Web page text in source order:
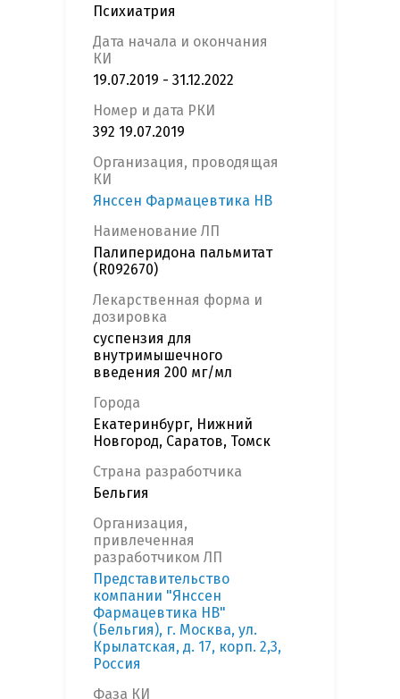
Психиатрия
Дата начала и окончания
КИ
19.07.2019 - 31.12.2022
Номер и дата РКИ
392 19.07.2019
Организация, проводящая
КИ
Янссен Фармацевтика НВ
Наименование ЛП
Палиперидона пальмитат
(R092670)
Лекарственная форма и
дозировка
суспензия для
внутримышечного
введения 200 мг/мл
Города
Екатеринбург, Нижний
Новгород, Саратов, Томск
Страна разработчика
Бельгия
Организация,
привлеченная
разработчиком ЛП
Представительство
компании "Янссен
Фармацевтика НВ"
(Бельгия), г. Москва, ул.
Крылатская, д. 17, корп. 2,3,
Россия
Фаза КИ